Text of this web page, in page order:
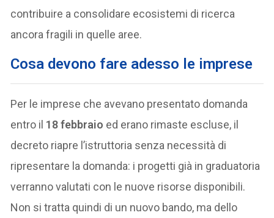
contribuire a consolidare ecosistemi di ricerca
ancora fragili in quelle aree.
Cosa devono fare adesso le imprese
Per le imprese che avevano presentato domanda
entro il 18 febbraio ed erano rimaste escluse, il
decreto riapre l’istruttoria senza necessità di
ripresentare la domanda: i progetti già in graduatoria
verranno valutati con le nuove risorse disponibili.
Non si tratta quindi di un nuovo bando, ma dello